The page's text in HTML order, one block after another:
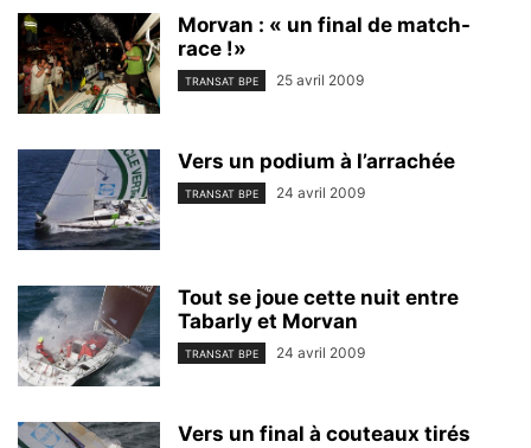
Morvan : « un final de match-
race !»
TRANSAT BPE 25 avril 2009
Vers un podium à l’arrachée
TRANSAT BPE 24 avril 2009
Tout se joue cette nuit entre
Tabarly et Morvan
TRANSAT BPE 24 avril 2009
Vers un final à couteaux tirés